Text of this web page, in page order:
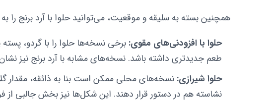
همچنین بسته به سلیقه و موقعیت، می‌توانید حلوا با آرد برنج
حلوا با افزودنی‌های مقوی: برخی نسخه‌ها حلوا را با گردو،
طعم جدیدتری داشته باشد. نسخه‌های مشابه با آرد برنج نیز
حلوا شیرازی: نسخه‌های محلی ممکن است بنا به ذائقه، مقدار
نشاسته هم در دستور قرار دهند. این شکل‌ها نیز بخش جالبی از